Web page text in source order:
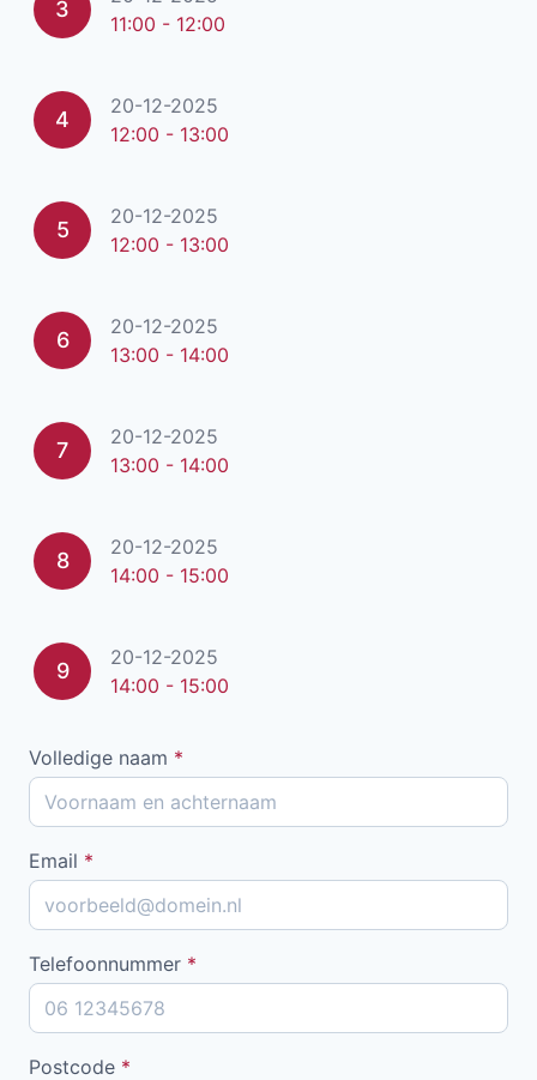
3
11:00 - 12:00
4
20-12-2025
12:00 - 13:00
5
20-12-2025
12:00 - 13:00
6
20-12-2025
13:00 - 14:00
7
20-12-2025
13:00 - 14:00
8
20-12-2025
14:00 - 15:00
9
20-12-2025
14:00 - 15:00
Volledige naam *
Email *
Telefoonnummer *
Postcode *